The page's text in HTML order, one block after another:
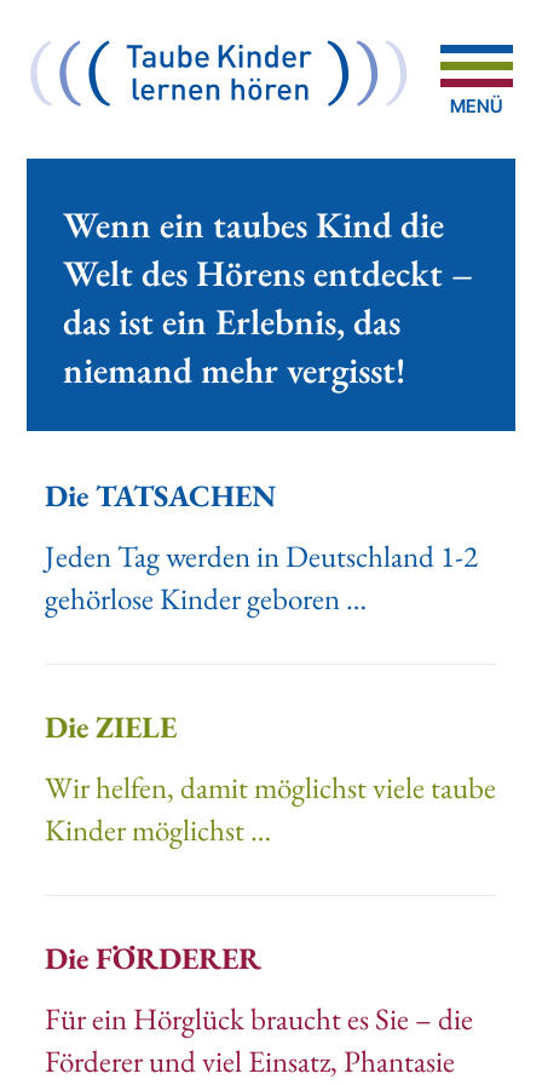
Wenn ein taubes Kind die
Welt des Hörens entdeckt –
das ist ein Erlebnis, das
niemand mehr vergisst!
Die TATSACHEN
Jeden Tag werden in Deutschland 1-2
gehörlose Kinder geboren …
Die ZIELE
Wir helfen, damit möglichst viele taube
Kinder möglichst …
Die FÖRDERER
Für ein Hörglück braucht es Sie – die
Förderer und viel Einsatz, Phantasie